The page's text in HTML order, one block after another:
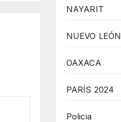
NAYARIT
NUEVO LEÓN
OAXACA
PARÍS 2024
Policia